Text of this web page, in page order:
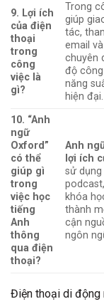
9. Lợi ích
của điện
thoại
trong
công
việc là
gì?
Trong
giúp
tác,
email
chuyên
độ
năng
hiện đại.
10. “Anh
ngữ
Oxford”
có thể
giúp gì
trong
việc học
tiếng
Anh
thông
qua điện
thoại?
Anh
lợi ích
sử
khóa
thành
cận
ngôn
Điện thoại di động